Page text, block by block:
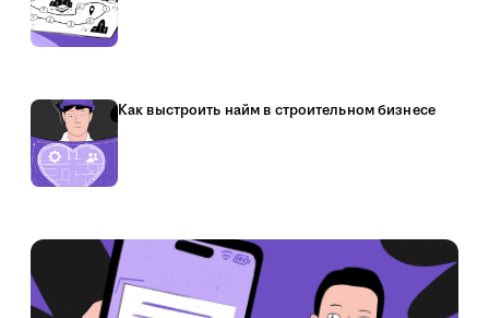
Как выстроить найм в строительном бизнесе